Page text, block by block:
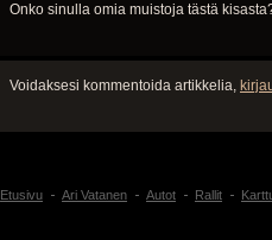
Onko sinulla omia muistoja tästä
Voidaksesi kommentoida artikkelia,
Etusivu Ari Vatanen Autot Rallit